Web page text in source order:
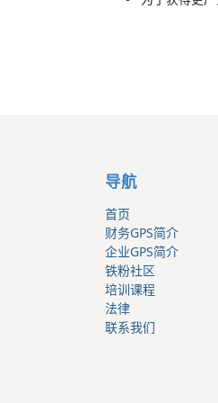
导航
首页
财务GPS简介
企业GPS简介
铁粉社区
培训课程
法律
联系我们